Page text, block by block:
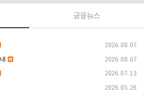
금융뉴스
2026. 08. 07
2026. 08. 07
2026. 07. 13
2026. 05. 26